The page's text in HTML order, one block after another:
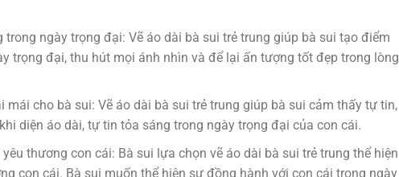
ngày trọng đại: Vẽ áo dài bà sui trẻ trung giúp bà sui tạo điểm
trọng đại, thu hút mọi ánh nhìn và để lại ấn tượng tốt đẹp trong lòng
mái cho bà sui: Vẽ áo dài bà sui trẻ trung giúp bà sui cảm thấy tự tin,
diện áo dài, tự tin tỏa sáng trong ngày trọng đại của con cái.
thương con cái: Bà sui lựa chọn vẽ áo dài bà sui trẻ trung thể hiện
con cái. Bà sui muốn thể hiện sự đồng hành với con cái trong ngày